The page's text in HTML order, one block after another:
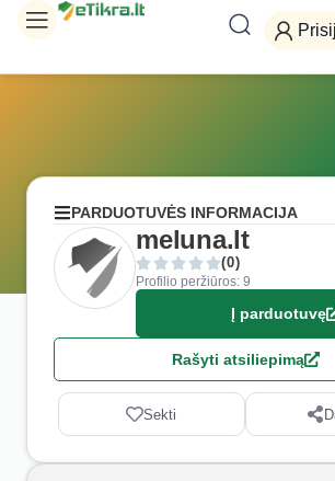
PARDUOTUVĖS INFORMACIJA
meluna.lt
(0)
Profilio peržiūros: 9
Į parduotuvę
Rašyti atsiliepimą
Sekti